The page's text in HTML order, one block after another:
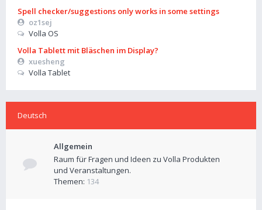
Spell checker/suggestions only works in some settings
oz1sej
Volla OS
Volla Tablett mit Bläschen im Display?
xuesheng
Volla Tablet
Deutsch
Allgemein
Raum für Fragen und Ideen zu Volla Produkten
und Veranstaltungen.
Themen: 134